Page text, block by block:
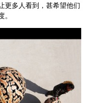
更多人看到，甚希望他们